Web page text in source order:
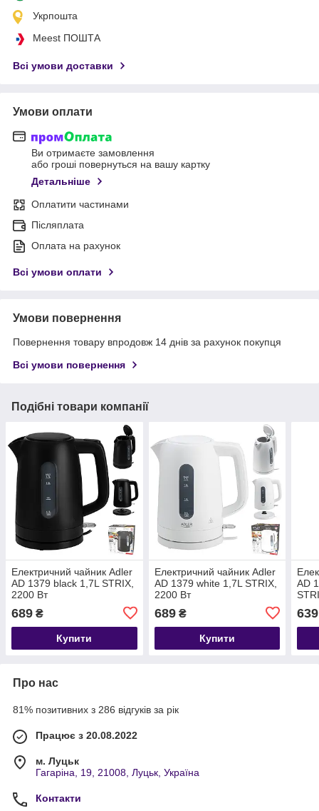
Укрпошта
Meest ПОШТА
Всі умови доставки
Умови оплати
Ви отримаєте замовлення
або гроші повернуться на вашу картку
Детальніше
Оплатити частинами
Післяплата
Оплата на рахунок
Всі умови оплати
Умови повернення
Повернення товару впродовж 14 днів за рахунок покупця
Всі умови повернення
Подібні товари компанії
Електричний чайник Adler
AD 1379 black 1,7L STRIX,
2200 Вт
689 ₴
Купити
Електричний чайник Adler
AD 1379 white 1,7L STRIX,
2200 Вт
689₴
Купити
AD
639
Про нас
81% позитивних з 286 відгуків за рік
Працює з 20.08.2022
м. Луцьк
Гагаріна, 19, 21008, Луцьк, Україна
Контакти